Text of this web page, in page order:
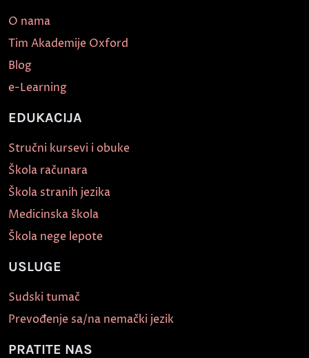
O nama
Tim Akademije Oxford
Blog
e-Learning
EDUKACIJA
Stručni kursevi i obuke
Škola računara
Škola stranih jezika
Medicinska škola
Škola nege lepote
USLUGE
Sudski tumač
Prevođenje sa/na nemački jezik
PRATITE NAS